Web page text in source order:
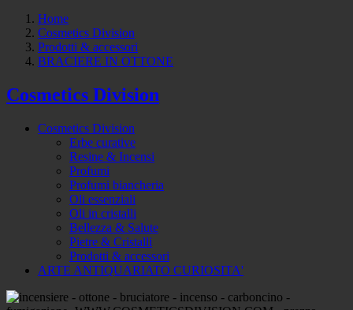
Home
Cosmetics Division
Prodotti & accessori
BRACIERE IN OTTONE
Cosmetics Division
Cosmetics Division
Erbe curative
Resine & Incensi
Profumi
Profumi biancheria
Oli essenziali
Oli in cristalli
Bellezza & Salute
Pietre & Cristalli
Prodotti & accessori
ARTE ANTIQUARIATO CURIOSITA'